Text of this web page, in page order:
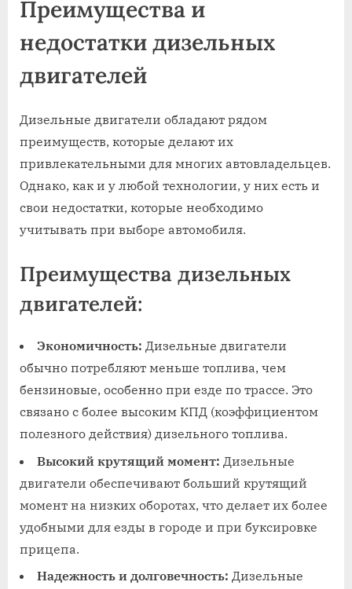
Преимущества и
недостатки дизельных
двигателей
Дизельные двигатели обладают рядом
преимуществ, которые делают их
привлекательными для многих автовладельцев.
Однако, как и у любой технологии, у них есть и
свои недостатки, которые необходимо
учитывать при выборе автомобиля.
Преимущества дизельных
двигателей:
Экономичность: Дизельные двигатели
обычно потребляют меньше топлива, чем
бензиновые, особенно при езде по трассе. Это
связано с более высоким КПД (коэффициентом
полезного действия) дизельного топлива.
Высокий крутящий момент: Дизельные
двигатели обеспечивают больший крутящий
момент на низких оборотах, что делает их более
удобными для езды в городе и при буксировке
прицепа.
Надежность и долговечность: Дизельные